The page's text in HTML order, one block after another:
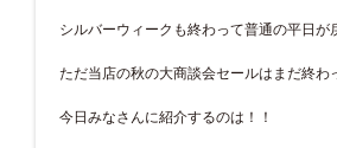
シルバーウィークも終わって普通の平日が
ただ当店の秋の大商談会セールはまだ終わ
今日みなさんに紹介するのは！！